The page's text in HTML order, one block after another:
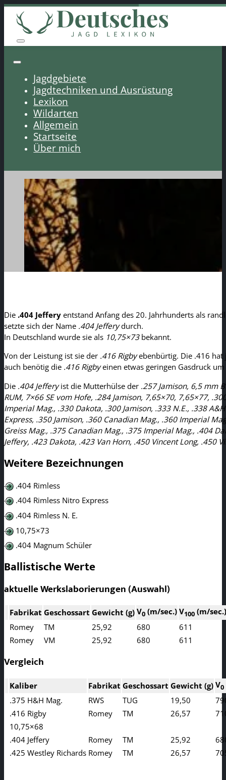
Jagdgebiete
Jagdtechniken und Ausrüstung
Lexikon
Wildarten
Allgemein
Startseite
Über mich
Die .404 Jeffery entstand Anfang des 20. Jahrhunderts als
setzte sich der Name .404 Jefferydurch.
In Deutschland wurde sie als 10,75×73bekannt.
Von der Leistung ist sie der .416 Rigbyebenbürtig. Die .416 hat
auch benötig die .416 Rigbyeinen etwas geringen Gasdruck
Die .404 Jefferyist die Mutterhülse der .257 Jamison, 6,5 mm
RUM, 7×66 SE vom Hofe, .284 Jamison, 7,65×70, 7,65×77,
Imperial Mag., .330 Dakota, .300 Jamison, .333 N.E., .338
Express, .350 Jamison, .360 Canadian Mag., .360 Imperial
Greiss Mag., .375 Canadian Mag., .375 Imperial Mag., .404
Jeffery, .423 Dakota, .423 Van Horn, .450 Vincent Long, .450
Weitere Bezeichnungen
.404 Rimless
.404 Rimless Nitro Express
.404 Rimless N. E.
10,75×73
.404 Magnum Schüler
Ballistische Werte
aktuelle Werkslaborierungen (Auswahl)
Fabrikat Geschossart Gewicht (g) V0 (m/sec.) V100 (m/sec.)
Romey
TM 25,92 680
611
Romey
VM 25,92 680 611
Vergleich
Kaliber Fabrikat Geschossart Gewicht (g) V0
.375 H&H Mag.
RWS TUG 19,50
.416 Rigby
Romey TM 26,57
10,75×68
.404 Jeffery
Romey TM 25,92
.425 Westley Richards Romey TM 26,57